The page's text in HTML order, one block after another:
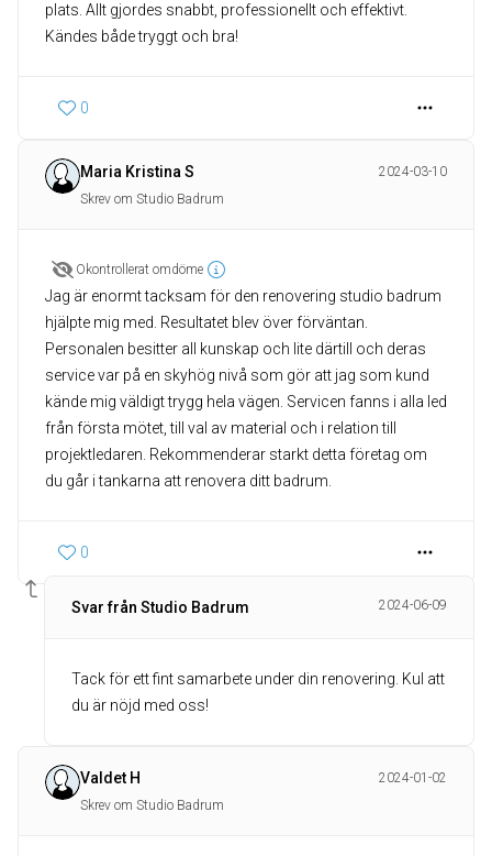
plats. Allt gjordes snabbt, professionellt och effektivt.
Kändes både tryggt och bra!
0
Maria Kristina S
2024-03-10
Skrev om Studio Badrum
Okontrollerat omdöme
Jag är enormt tacksam för den renovering studio badrum
hjälpte mig med. Resultatet blev över förväntan.
Personalen besitter all kunskap och lite därtill och deras
service var på en skyhög nivå som gör att jag som kund
kände mig väldigt trygg hela vägen. Servicen fanns i alla led
från första mötet, till val av material och i relation till
projektledaren. Rekommenderar starkt detta företag om
du går i tankarna att renovera ditt badrum.
0
Svar från Studio Badrum 2024-06-09
Tack för ett fint samarbete under din renovering. Kul att
du är nöjd med oss!
Valdet H
2024-01-02
Skrev om Studio Badrum